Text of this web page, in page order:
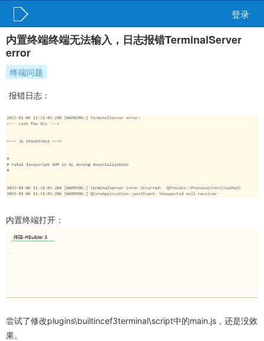
登录
内置终端终端无法输入，日志报错TerminalServer
error
终端问题
报错日志：
内置终端打开：
尝试了修改plugins\builtincef3terminal\script中的main.js，还是没效
果。